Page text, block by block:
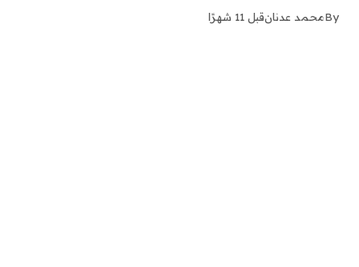
Byمحمد عدنانقبل 11 شهرًا